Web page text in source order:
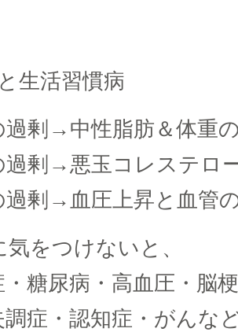
生活習慣病
過剰→中性脂肪＆体重
過剰→悪玉コレステロ
過剰→血圧上昇と血管
をつけないと、
・糖尿病・高血圧・脳
調症・認知症・がんな